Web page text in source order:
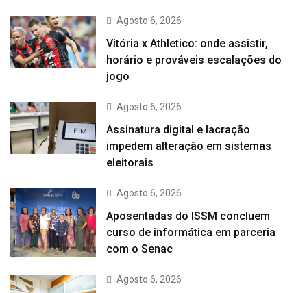
Agosto 6, 2026
Vitória x Athletico: onde assistir,
horário e prováveis escalações do
jogo
Agosto 6, 2026
Assinatura digital e lacração
impedem alteração em sistemas
eleitorais
Agosto 6, 2026
Aposentadas do ISSM concluem
curso de informática em parceria
com o Senac
Agosto 6, 2026